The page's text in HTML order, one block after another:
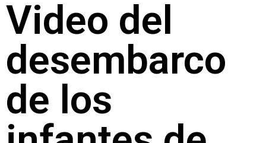
Video del
desembarco
de los